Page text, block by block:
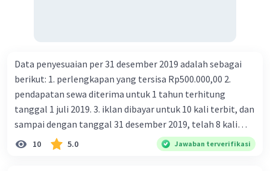
Data penyesuaian per 31 desember 2019 adalah sebagai
berikut: 1. perlengkapan yang tersisa Rp500.000,00 2.
pendapatan sewa diterima untuk 1 tahun terhitung
tanggal 1 juli 2019. 3. iklan dibayar untuk 10 kali terbit, dan
sampai dengan tanggal 31 desember 2019, telah 8 kali
terbit. 4. gaji terutang untuk periode berjalan sebesar
Rp800.000,00 dari data di atas, pencatatan jurnal pembalik
10 5.0 Jawaban terverifikasi